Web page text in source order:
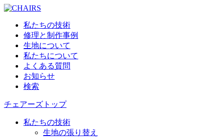
私たちの技術
修理と制作事例
生地について
私たちについて
よくある質問
お知らせ
検索
チェアーズトップ
私たちの技術
生地の張り替え